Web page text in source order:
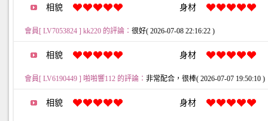
相貌 身材
會員[ LV7053824 ] kk220 的評論： 很好( 2026-07-08 22:16:22 )
相貌 身材
會員[ LV6190449 ] 啪啪響112 的評論： 非常配合，很棒( 2026-07-07 19:50:10 )
相貌 身材